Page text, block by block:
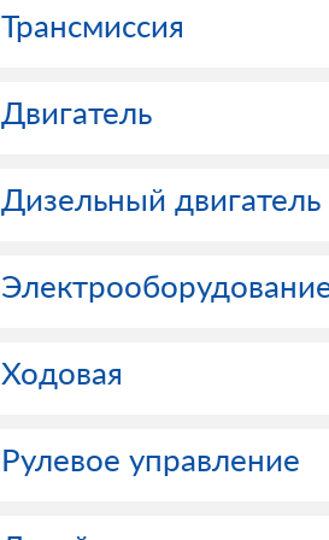
Трансмиссия
Двигатель
Дизельный двигатель
Ходовая
Рулевое управление